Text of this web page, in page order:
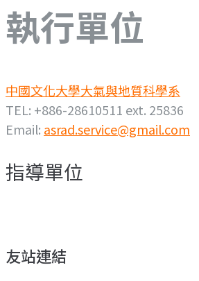
執行單位
中國文化大學大氣與地質科學系
TEL: +886-28610511 ext. 25836
Email: asrad.service@gmail.com
指導單位
友站連結